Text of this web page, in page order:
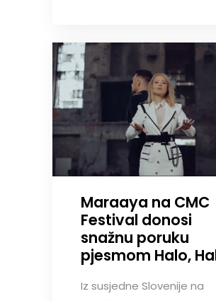
Maraaya na CMC
Festival donosi
snažnu poruku
pjesmom Halo,
Iz susjedne Slovenije na